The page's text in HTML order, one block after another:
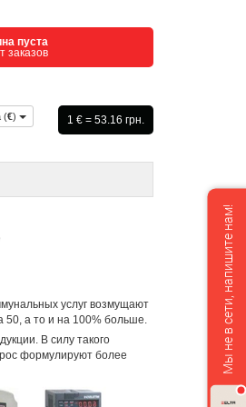
пуста
заказов
(€) 1 € = 53.16 грн.
услуг возмущают
50, а то и на 100% больше.
В силу такого
формулируют более
Мы не в сети, напишите нам!